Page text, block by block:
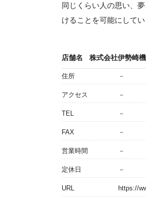
同じくらい人の思い、
けることを可能にしてい
店舗名 株式会社伊勢崎
住所 －
アクセス －
TEL －
FAX －
営業時間 －
定休日 －
URL https://